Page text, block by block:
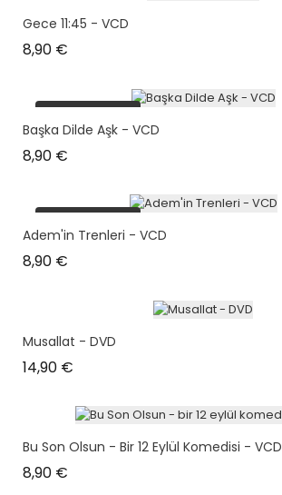
Gece 11:45 - VCD
8,90 €
plus en stock
Başka Dilde Aşk - VCD
8,90 €
plus en stock
Adem'in Trenleri - VCD
8,90 €
Musallat - DVD
14,90 €
Bu Son Olsun - Bir 12 Eylül Komedisi - VCD
8,90 €